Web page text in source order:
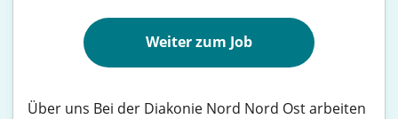
Weiter zum Job
Über uns Bei der Diakonie Nord Nord Ost arbeiten